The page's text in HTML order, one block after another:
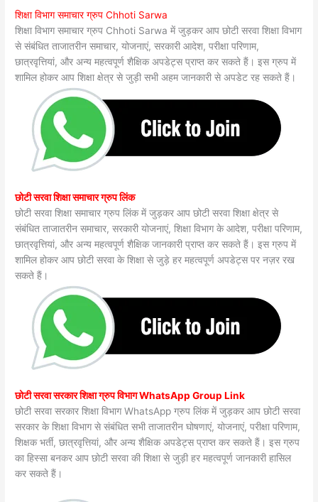
शिक्षा विभाग समाचार ग्रुप Chhoti Sarwa
शिक्षा विभाग समाचार ग्रुप Chhoti Sarwa में जुड़कर आप छोटी सरवा शिक्षा विभाग
से संबंधित ताजातरीन समाचार, योजनाएं, सरकारी आदेश, परीक्षा परिणाम,
छात्रवृत्तियां, और अन्य महत्वपूर्ण शैक्षिक अपडेट्स प्राप्त कर सकते हैं। इस ग्रुप में
शामिल होकर आप शिक्षा क्षेत्र से जुड़ी सभी अहम जानकारी से अपडेट रह सकते हैं।
छोटी सरवा शिक्षा समाचार ग्रुप लिंक
छोटी सरवा शिक्षा समाचार ग्रुप लिंक में जुड़कर आप छोटी सरवा शिक्षा क्षेत्र से
संबंधित ताजातरीन समाचार, सरकारी योजनाएं, शिक्षा विभाग के आदेश, परीक्षा परिणाम,
छात्रवृत्तियां, और अन्य महत्वपूर्ण शैक्षिक जानकारी प्राप्त कर सकते हैं। इस ग्रुप में
शामिल होकर आप छोटी सरवा के शिक्षा से जुड़े हर महत्वपूर्ण अपडेट्स पर नज़र रख
सकते हैं।
छोटी सरवा सरकार शिक्षा ग्रुप विभाग WhatsApp Group Link
छोटी सरवा सरकार शिक्षा विभाग WhatsApp ग्रुप लिंक में जुड़कर आप छोटी सरवा
सरकार के शिक्षा विभाग से संबंधित सभी ताजातरीन घोषणाएं, योजनाएं, परीक्षा परिणाम,
शिक्षक भर्ती, छात्रवृत्तियां, और अन्य शैक्षिक अपडेट्स प्राप्त कर सकते हैं। इस ग्रुप
का हिस्सा बनकर आप छोटी सरवा की शिक्षा से जुड़ी हर महत्वपूर्ण जानकारी हासिल
कर सकते हैं।